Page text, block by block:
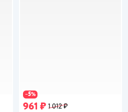
−5%
961 ₽ 1 012 ₽